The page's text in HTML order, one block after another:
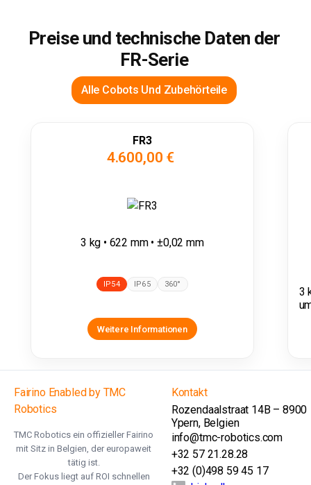
Preise und technische Daten der
FR-Serie
Alle Cobots Und Zubehörteile
FR3
4.600,00 €
3 kg • 622 mm • ±0,02 mm
IP54 IP65 360°
Weitere Informationen
3
Fairino Enabled by TMC
Robotics
TMC Robotics ein offizieller Fairino
mit Sitz in Belgien, der europaweit
tätig ist.
Der Fokus liegt auf ROI schnellen
Kontakt
Rozendaalstraat 14B – 8900
Ypern, Belgien
info@tmc-robotics.com
+32 57 21.28.28
+32 (0)498 59 45 17